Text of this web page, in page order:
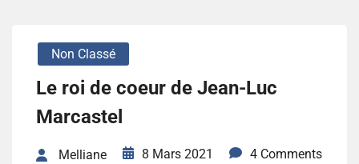
Non Classé
Le roi de coeur de Jean-Luc
Marcastel
Melliane 8 Mars 2021 4 Comments